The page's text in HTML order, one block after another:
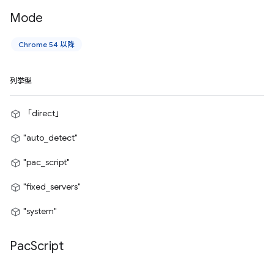
Mode
Chrome 54 以降
列挙型
「direct」
"auto_detect"
"pac_script"
"fixed_servers"
"system"
PacScript